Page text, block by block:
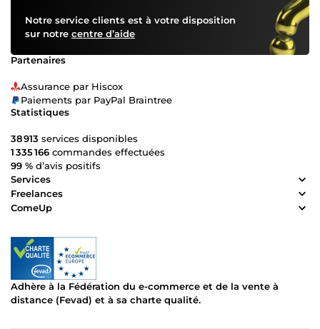
Notre service clients est à votre disposition
sur notre centre d’aide
Partenaires
Assurance par Hiscox
Paiements par PayPal Braintree
Statistiques
38 913 services disponibles
1 335 166 commandes effectuées
99 % d’avis positifs
Services
Freelances
ComeUp
Adhère à la Fédération du e-commerce et de la vente à
distance (Fevad) et à sa charte qualité.